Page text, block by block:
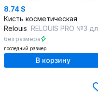
8.74 $
Кисть косметическая
Relouis RELOUIS PRO №3 для тональной основы Foundation Brush
без размера
последний размер
В корзину